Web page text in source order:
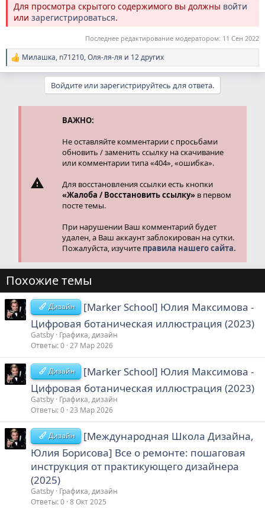
Для просмотра скрытого содержимого вы должны войти
или зарегистрироваться.
Последнее редактирование модератором: 11 Сен 2022
Р
е
Милашка, n71210,Оля-ля-ля и 12 других
Войдите или зарегистрируйтесь для ответа.
ВАЖНО:
Не оставляйте комментарии с просьбами
обновить / заменить ссылку на скачивание
или комментарии типа «404», «ошибка».
Для восстановления ссылки есть кнопки
«Жалоба / Восстановить ссылку» в первом
посте темы.
При нарушении Ваш комментарий будет
удален, а Ваш аккаунт заблокирован на сутки.
Пожалуйста, изучите правила нашего сайта.
Похожие темы
Дизайн
[Marker School] Юлия Максимова -
Цифровая ботаническая иллюстрация (2023)
Gatsby Графика, дизайн
Ответы 0 27 Мар 2026
Дизайн
[Marker School] Юлия Максимова -
Цифровая ботаническая иллюстрация (2023)
Gatsby Графика, дизайн
Ответы 0 23 Мар 2026
Дизайн
[Международная Школа Дизайна,
Юлия Борисова] Все о ремонте: пошаговая
инструкция от практикующего дизайнера
(2025)
Gatsby Графика, дизайн
Ответы 0 8 Окт 2025